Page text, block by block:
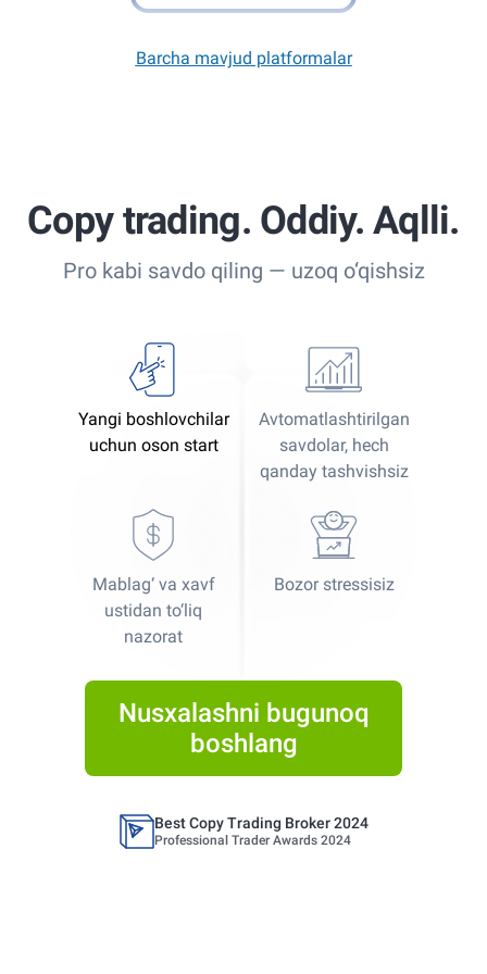
Barcha mavjud platformalar
Copy trading. Oddiy. Aqlli.
Pro kabi savdo qiling — uzoq o‘qishsiz
Yangi boshlovchilar
uchun oson start
Avtomatlashtirilgan
savdolar, hech
qanday tashvishsiz
Mablag‘ va xavf
ustidan to‘liq
nazorat
Bozor stressisiz
Nusxalashni bugunoq
boshlang
Best Copy Trading Platform
Global Brands Magazine Awards 2023
Best Copy Trading Broker 2024
Best Copy Trading Platform
Global Brands Magazine Awards 2023